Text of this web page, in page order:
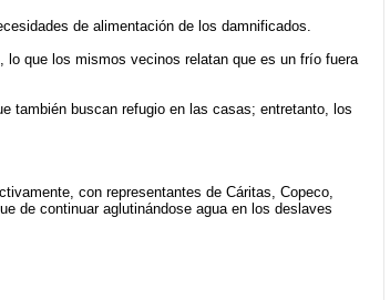
de alimentación de los damnificados.
que los mismos vecinos relatan que es un frío fuera
también buscan refugio en las casas; entretanto, los
con representantes de Cáritas, Copeco,
de continuar aglutinándose agua en los deslaves